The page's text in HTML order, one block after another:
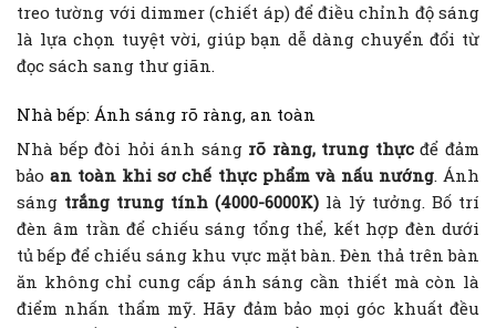
treo tường với dimmer (chiết áp) để điều chỉnh độ sáng
là lựa chọn tuyệt vời, giúp bạn dễ dàng chuyển đổi từ
đọc sách sang thư giãn.
Nhà bếp: Ánh sáng rõ ràng, an toàn
Nhà bếp đòi hỏi ánh sáng rõ ràng, trung thựcđể đảm
bảoan toàn khi sơ chế thực phẩm và nấu nướng. Ánh
sáng trắng trung tính (4000-6000K) là lý tưởng. Bố trí
đèn âm trần để chiếu sáng tổng thể, kết hợp đèn dưới
tủ bếp để chiếu sáng khu vực mặt bàn. Đèn thả trên bàn
ăn không chỉ cung cấp ánh sáng cần thiết mà còn là
điểm nhấn thẩm mỹ. Hãy đảm bảo mọi góc khuất đều